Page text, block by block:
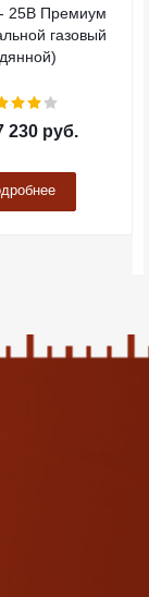
25В Премиум
газовый
230 руб.